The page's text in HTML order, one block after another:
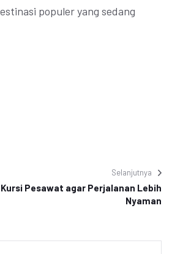
populer yang sedang
Selanjutnya
Pesawat agar Perjalanan Lebih
Nyaman